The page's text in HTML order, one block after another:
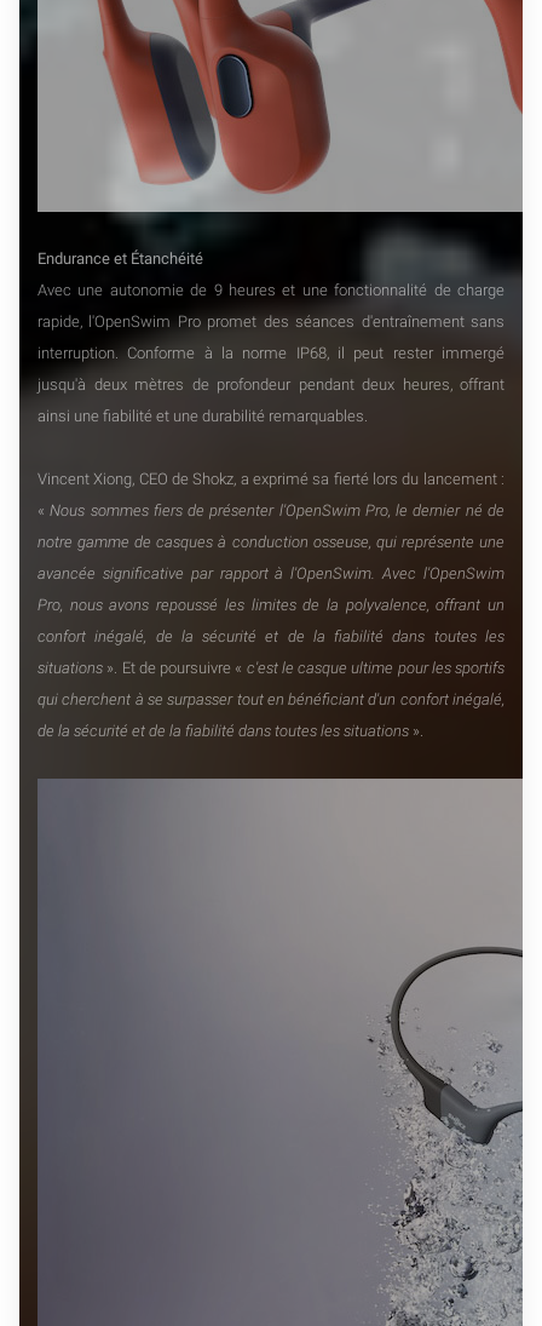
Endurance et Étanchéité
Avec une autonomie de 9 heures et une fonctionnalité de charge
rapide, l'OpenSwim Pro promet des séances d'entraînement sans
interruption. Conforme à la norme IP68, il peut rester immergé
jusqu'à deux mètres de profondeur pendant deux heures, offrant
ainsi une fiabilité et une durabilité remarquables.
Vincent Xiong, CEO de Shokz, a exprimé sa fierté lors du lancement :
«Nous sommes fiers de présenter l'OpenSwim Pro, le dernier né de
notre gamme de casques à conduction osseuse, qui représente une
avancée significative par rapport à l'OpenSwim. Avec l'OpenSwim
Pro, nous avons repoussé les limites de la polyvalence, offrant un
confort inégalé, de la sécurité et de la fiabilité dans toutes les
situations ». Et de poursuivre « c'est le casque ultime pour les sportifs
qui cherchent à se surpasser tout en bénéficiant d'un confort inégalé,
de la sécurité et de la fiabilité dans toutes les situations ».